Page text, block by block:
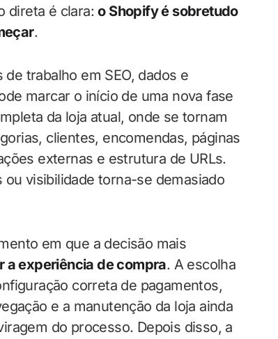
direta é clara:o Shopify é sobretudo
.
trabalho em SEO, dados e
marcar o início de uma nova fase
da loja atual, onde se tornam
clientes, encomendas, páginas
externas e estrutura de URLs.
visibilidade torna-se demasiado
em que a decisão mais
a experiência de compra. A escolha
correta de pagamentos,
e a manutenção da loja ainda
do processo. Depois disso, a